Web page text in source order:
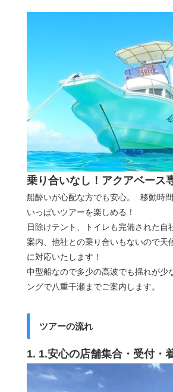
乗り合いなし！アクアベース
船酔いが心配な方でも安心。 移動時
いっぱいツアーを楽しめる！
日除けテント、トイレも完備された自
案内、他社との乗り合いもないので天
に対応いたします！
中型船なので多少の高波でも揺れが少
ングで八重干瀬までご案内します。
ツアーの流れ
1. 1.安心の店舗集合・受付・